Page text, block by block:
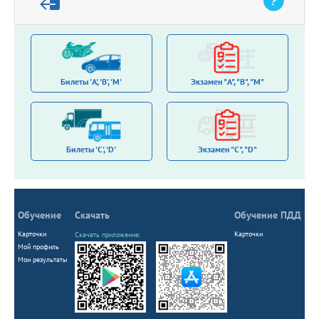
Stop
Билеты 'A', 'B', 'M' Экзамен "A", "B", "M"
Билеты 'С', 'D' Экзамен "C", "D"
Обучение
Карточки
Мой профиль
Мои результаты
Скачать
Скачать приложение:
Обучение ПДД
Карточки